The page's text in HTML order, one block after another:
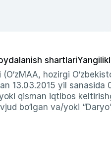
shartlari
hozirgi
13.03.2015 yil
qisman iqtibos
bo‘lgan va/yoki